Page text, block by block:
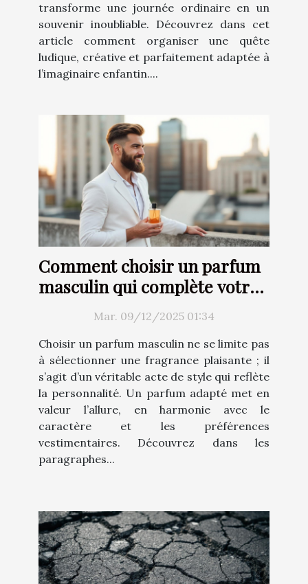
transforme une journée ordinaire en un
souvenir inoubliable. Découvrez dans cet
article comment organiser une quête
ludique, créative et parfaitement adaptée à
l’imaginaire enfantin....
Comment choisir un parfum
masculin qui complète votre
Mar. 09/12/2025 01:34
Choisir un parfum masculin ne se limite pas
à sélectionner une fragrance plaisante ; il
s’agit d’un véritable acte de style qui reflète
la personnalité. Un parfum adapté met en
valeur l’allure, en harmonie avec le
caractère et les préférences
vestimentaires. Découvrez dans les
paragraphes...